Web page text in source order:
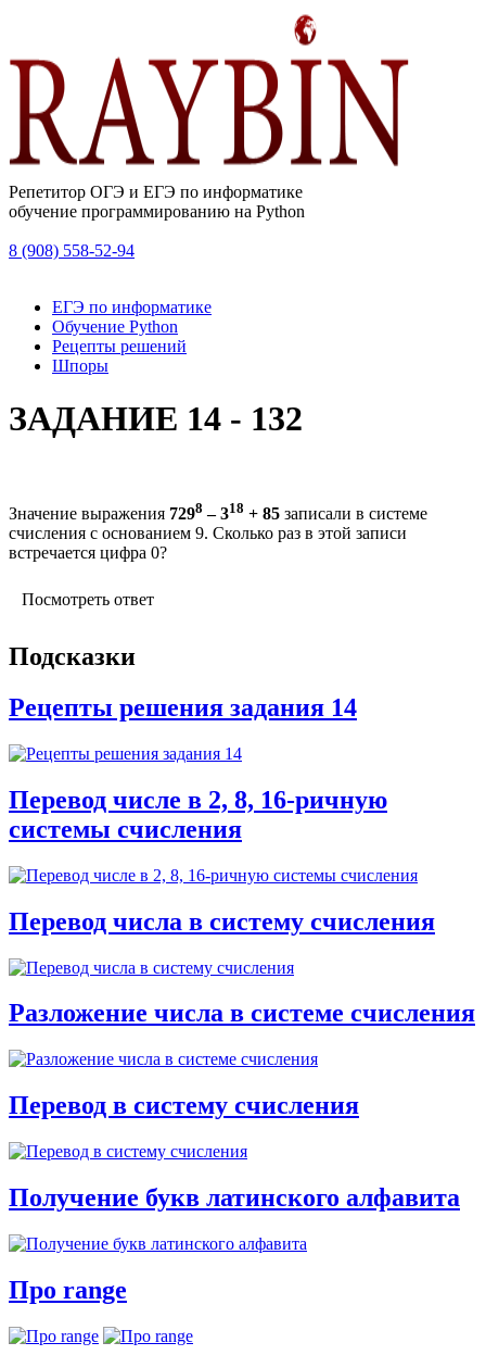
Репетитор ОГЭ и ЕГЭ по информатике
обучение программированию на Python
8 (908) 558-52-94
ЕГЭ по информатике
Обучение Python
Рецепты решений
Шпоры
ЗАДАНИЕ 14 - 132
Значение выражения 7298 – 318 + 85 записали в системе
счисления с основанием 9. Сколько раз в этой записи
встречается цифра 0?
Посмотреть ответ
Подсказки
Рецепты решения задания 14
Перевод числе в 2, 8, 16-ричную
системы счисления
Перевод числа в систему счисления
Разложение числа в системе счисления
Перевод в систему счисления
Получение букв латинского алфавита
Про range